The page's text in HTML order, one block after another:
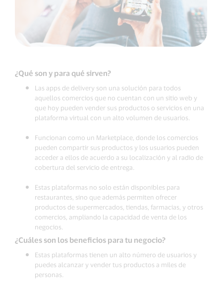
¿Qué son y para qué sirven?
Las apps de delivery son una solución para todos
aquellos comercios que no cuentan con un sitio web y
que hoy pueden vender sus productos o servicios en una
plataforma virtual con un alto volumen de usuarios.
Funcionan como un Marketplace, donde los comercios
pueden compartir sus productos y los usuarios pueden
acceder a ellos de acuerdo a su localización y al radio de
cobertura del servicio de entrega.
Estas plataformas no solo están disponibles para
restaurantes, sino que además permiten ofrecer
productos de supermercados, tiendas, farmacias, y otros
comercios, ampliando la capacidad de venta de los
negocios.
¿Cuáles son los beneficios para tu negocio?
Estas plataformas tienen un alto número de usuarios y
puedes alcanzar y vender tus productos a miles de
personas.